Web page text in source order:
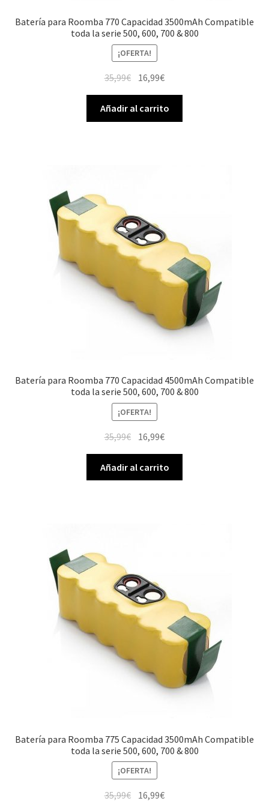
Batería para Roomba 770 Capacidad 3500mAh Compatible
toda la serie 500, 600, 700 & 800
¡OFERTA!
35,99€ El
precio
original
era:
16,99€El
precio
actual
es:
Añadir al carrito
Batería para Roomba 770 Capacidad 4500mAh Compatible
toda la serie 500, 600, 700 & 800
¡OFERTA!
35,99€ El
original
era:
16,99€El
actual
es:
Añadir al carrito
Batería para Roomba 775 Capacidad 3500mAh Compatible
toda la serie 500, 600, 700 & 800
¡OFERTA!
35,99€ El16,99€El